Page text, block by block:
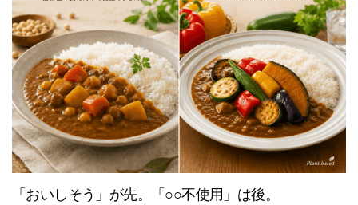
「おいしそう」が先。「○○不使用」は後。